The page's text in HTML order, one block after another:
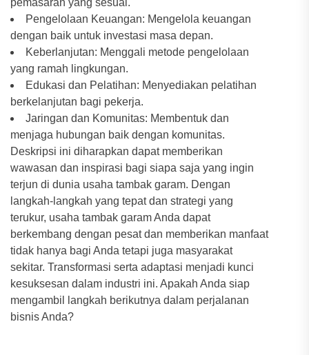
pemasaran yang sesuai.
Pengelolaan Keuangan: Mengelola keuangan
dengan baik untuk investasi masa depan.
Keberlanjutan: Menggali metode pengelolaan
yang ramah lingkungan.
Edukasi dan Pelatihan: Menyediakan pelatihan
berkelanjutan bagi pekerja.
Jaringan dan Komunitas: Membentuk dan
menjaga hubungan baik dengan komunitas.
Deskripsi ini diharapkan dapat memberikan
wawasan dan inspirasi bagi siapa saja yang ingin
terjun di dunia usaha tambak garam. Dengan
langkah-langkah yang tepat dan strategi yang
terukur, usaha tambak garam Anda dapat
berkembang dengan pesat dan memberikan manfaat
tidak hanya bagi Anda tetapi juga masyarakat
sekitar. Transformasi serta adaptasi menjadi kunci
kesuksesan dalam industri ini. Apakah Anda siap
mengambil langkah berikutnya dalam perjalanan
bisnis Anda?